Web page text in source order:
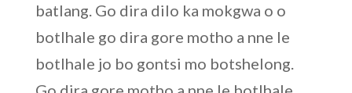
batlang. Go dira dilo ka mokgwa o o
botlhale go dira gore motho a nne le
botlhale jo bo gontsi mo botshelong.